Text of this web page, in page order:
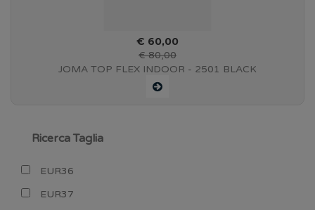
€ 60,00
€ 80,00
JOMA TOP FLEX INDOOR - 2501 BLACK
Ricerca Taglia
EUR36
EUR37